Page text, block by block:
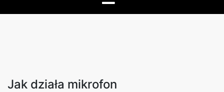
Jak działa mikrofon